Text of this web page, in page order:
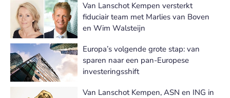
Van Lanschot Kempen versterkt
fiduciair team met Marlies van Boven
en Wim Walsteijn
Europa’s volgende grote stap: van
sparen naar een pan-Europese
investeringsshift
Van Lanschot Kempen, ASN en ING in